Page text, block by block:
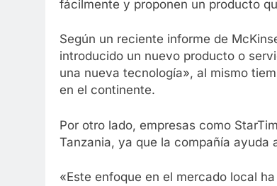
fácilmente y proponen un producto
Según un reciente informe de
introducido un nuevo producto o
una nueva tecnología», al mismo
en el continente.
Por otro lado, empresas como
Tanzania, ya que la compañía ayuda
«Este enfoque en el mercado local